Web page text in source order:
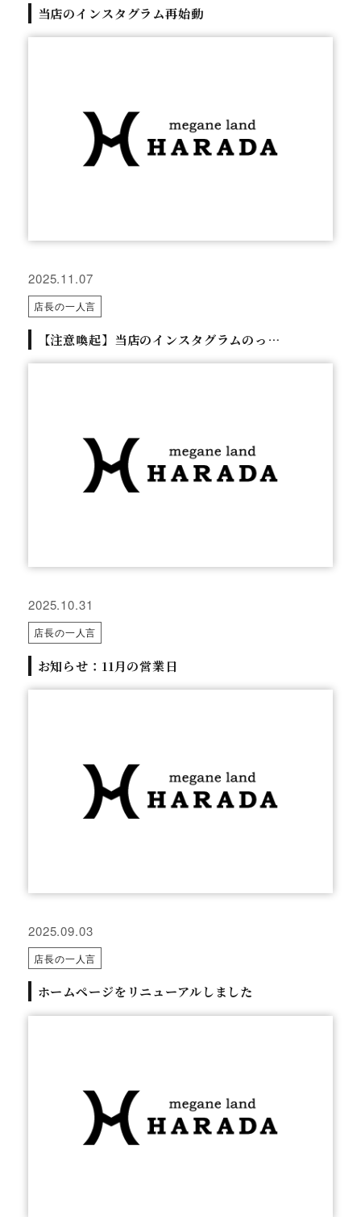
当店のインスタグラム再始動
2025.11.07
店長の一人言
【注意喚起】当店のインスタグラムのっ…
2025.10.31
店長の一人言
お知らせ：11月の営業日
2025.09.03
店長の一人言
ホームページをリニューアルしました